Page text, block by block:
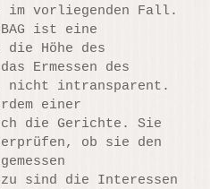
im vorliegenden Fall.
ist eine
Höhe des
Ermessen des
intransparent.
einer
die Gerichte. Sie
ob sie den
sind die Interessen